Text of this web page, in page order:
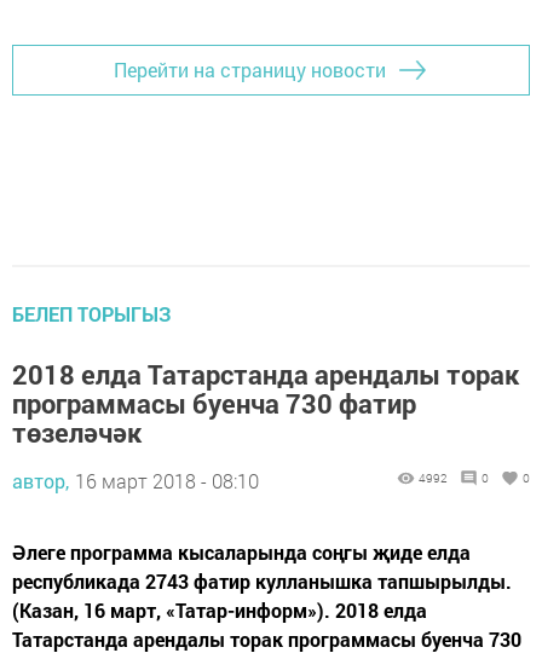
Перейти на страницу новости
БЕЛЕП ТОРЫГЫЗ
2018 елда Татарстанда арендалы торак
программасы буенча 730 фатир
төзеләчәк
автор, 16 март 2018 - 08:10 4992 0 0
Әлеге программа кысаларында соңгы җиде елда
республикада 2743 фатир кулланышка тапшырылды.
(Казан, 16 март, «Татар-информ»). 2018 елда
Татарстанда арендалы торак программасы буенча 730